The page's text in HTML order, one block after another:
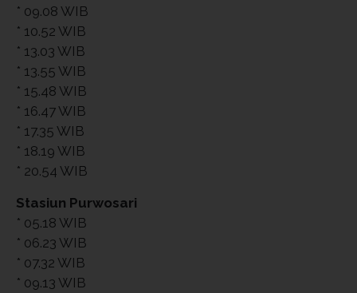
* 09.08 WIB
* 10.52 WIB
* 13.03 WIB
* 13.55 WIB
* 15.48 WIB
* 16.47 WIB
* 17.35 WIB
* 18.19 WIB
* 20.54 WIB
Stasiun Purwosari
* 05.18 WIB
* 06.23 WIB
* 07.32 WIB
* 09.13 WIB